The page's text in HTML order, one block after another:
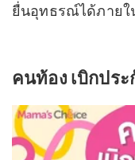
ยื่นอุทธรณ์ได้ภายใ
คนท้อง เบิกปร